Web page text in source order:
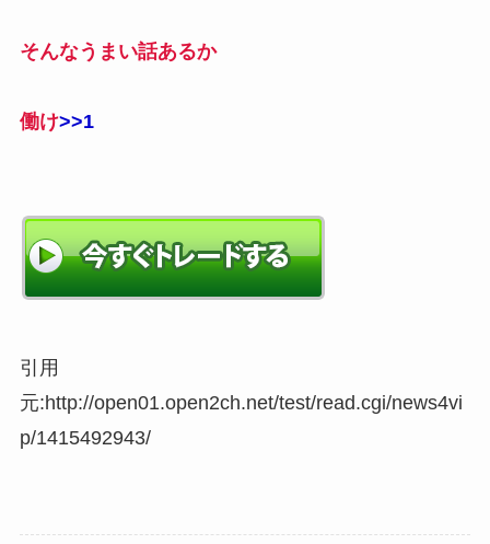
そんなうまい話あるか
働け>>1
引用
元:http://open01.open2ch.net/test/read.cgi/news4vi
p/1415492943/